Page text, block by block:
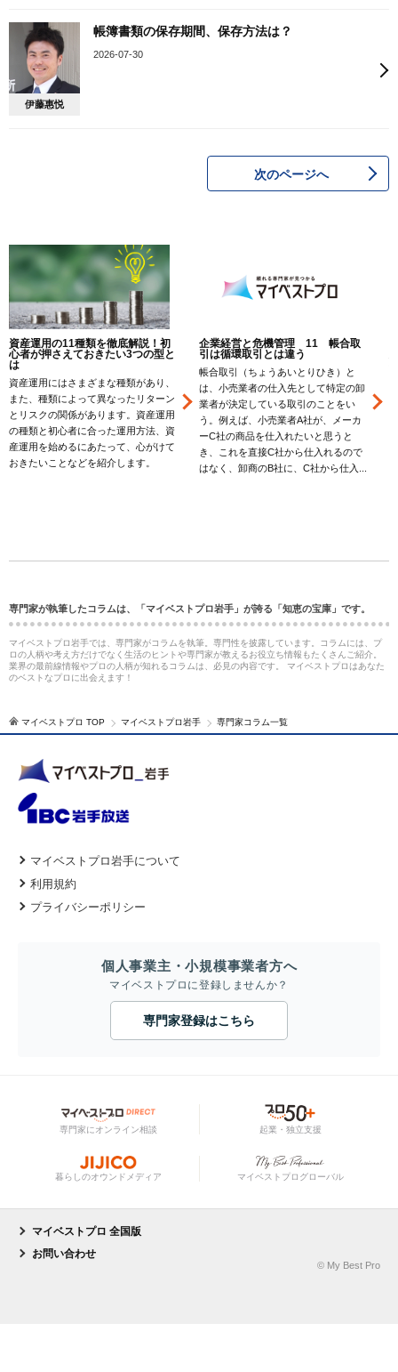
伊藤惠悦
帳簿書類の保存期間、保存方法は？
2026-07-30
次のページへ
資産運用の11種類を徹底解説！初
心者が押さえておきたい3つの型と
は
資産運用にはさまざまな種類があり、
また、種類によって異なったリターン
とリスクの関係があります。資産運用
の種類と初心者に合った運用方法、資
産運用を始めるにあたって、心がけて
おきたいことなどを紹介します。
企業経営と危機管理 11 帳合取
引は循環取引とは違う
帳合取引（ちょうあいとりひき）と
は、小売業者の仕入先として特定の卸
業者が決定している取引のことをい
う。例えば、小売業者A社が、メーカ
ーC社の商品を仕入れたいと思うと
き、これを直接C社から仕入れるので
はなく、卸商のB社に、C社から仕入...
専門家が執筆したコラムは、「マイベストプロ岩手」が誇る「知恵の宝庫」です。
マイベストプロ岩手では、専門家がコラムを執筆。専門性を披露しています。コラムには、プ
ロの人柄や考え方だけでなく生活のヒントや専門家が教えるお役立ち情報もたくさんご紹介。
業界の最前線情報やプロの人柄が知れるコラムは、必見の内容です。 マイベストプロはあなた
のベストなプロに出会えます！
マイベストプロ TOP マイベストプロ岩手 専門家コラム一覧
マイベストプロ岩手について
利用規約
プライバシーポリシー
個人事業主・小規模事業者方へ
マイベストプロに登録しませんか？
専門家登録はこちら
専門家にオンライン相談 起業・独立支援
暮らしのオウンドメディア マイベストプログローバル
マイベストプロ 全国版
お問い合わせ
© My Best Pro